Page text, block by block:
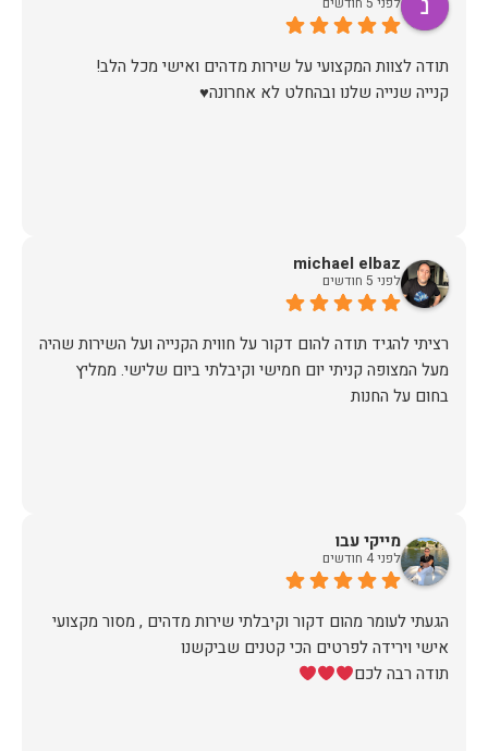
קנייה שנייה שלנו ובהחלט לא אחרונה♥️
michael elbaz
לפני 5 חודשים
רציתי להגיד תודה להום דקור על חווית הקנייה ועל השירות שהיה
מעל המצופה קניתי יום חמישי וקיבלתי ביום שלישי. ממליץ
בחום על החנות
מייקי עבו
לפני 4 חודשים
הגעתי לעומר מהום דקור וקיבלתי שירות מדהים , מסור מקצועי
תודה רבה לכם